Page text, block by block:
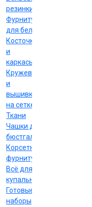
резинки
Фурнитура
для белья
Косточки
и
каркасы
Кружево
и
вышивка
на сетке
Ткани
Чашки для
бюстгальтеров
Корсетная
фурнитура
Всё для
купальников
Готовые
наборы